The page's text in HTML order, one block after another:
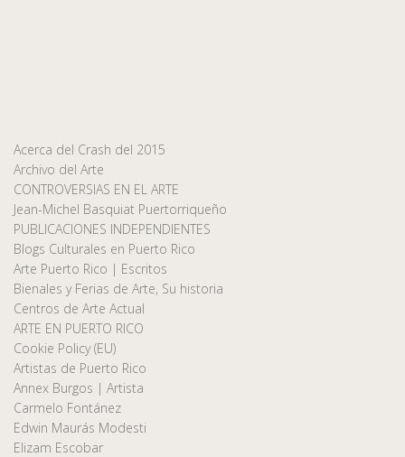
Acerca del Crash del 2015
Archivo del Arte
CONTROVERSIAS EN EL ARTE
Jean-Michel Basquiat Puertorriqueño
PUBLICACIONES INDEPENDIENTES
Blogs Culturales en Puerto Rico
Arte Puerto Rico | Escritos
Bienales y Ferias de Arte, Su historia
Centros de Arte Actual
ARTE EN PUERTO RICO
Cookie Policy (EU)
Artistas de Puerto Rico
Annex Burgos | Artista
Carmelo Fontánez
Edwin Maurás Modesti
Elizam Escobar